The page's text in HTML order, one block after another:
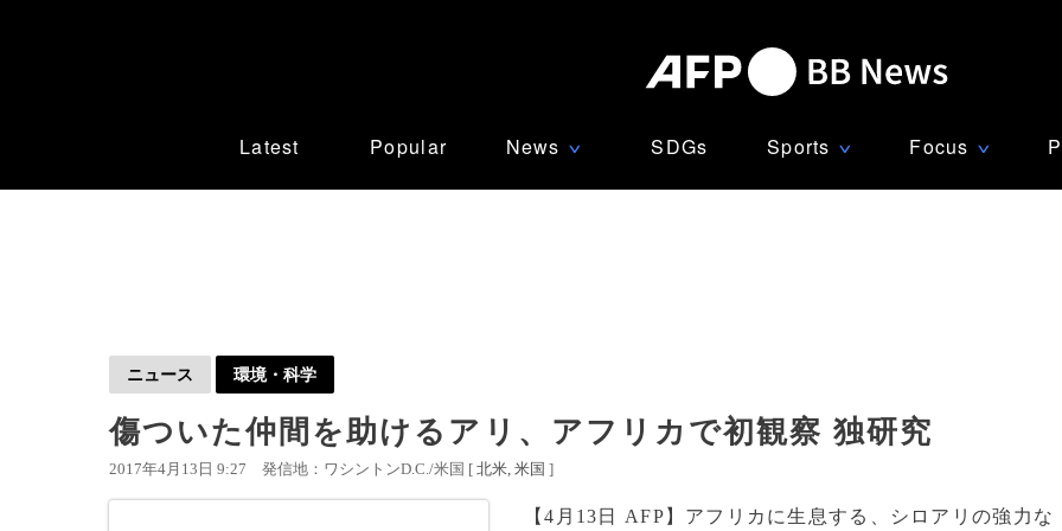
Latest Popular News ∨ SDGs Sports ∨ Focus ∨
ニュース 環境・科学
傷ついた仲間を助けるアリ、アフリカで初観察 独研究
2017年4月13日 9:27 発信地：ワシントンD.C./米国 [ 北米 米国 ]
【4月13日 AFP】アフリカに生息する、シロアリの強力な